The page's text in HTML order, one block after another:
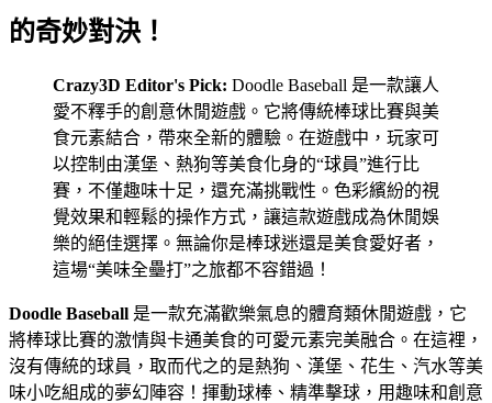
的奇妙對決！
Crazy3D Editor's Pick: Doodle Baseball 是一款讓人
愛不釋手的創意休閒遊戲。它將傳統棒球比賽與美
食元素結合，帶來全新的體驗。在遊戲中，玩家可
以控制由漢堡、熱狗等美食化身的“球員”進行比
賽，不僅趣味十足，還充滿挑戰性。色彩繽紛的視
覺效果和輕鬆的操作方式，讓這款遊戲成為休閒娛
樂的絕佳選擇。無論你是棒球迷還是美食愛好者，
這場“美味全壘打”之旅都不容錯過！
Doodle Baseball 是一款充滿歡樂氣息的體育類休閒遊戲，它
將棒球比賽的激情與卡通美食的可愛元素完美融合。在這裡，
沒有傳統的球員，取而代之的是熱狗、漢堡、花生、汽水等美
味小吃組成的夢幻陣容！揮動球棒、精準擊球，用趣味和創意